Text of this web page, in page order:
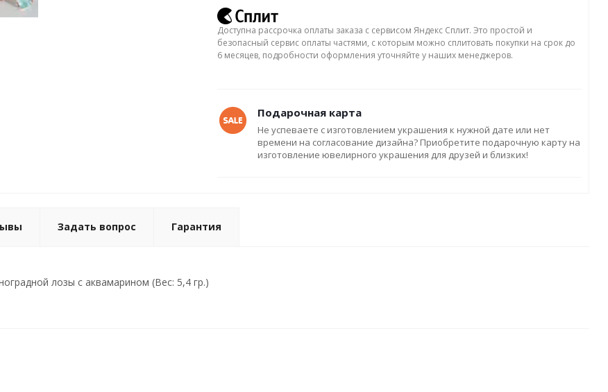
Доступна рассрочка оплаты заказа с сервисом Яндекс Сплит. Это простой и
безопасный сервис оплаты частями, с которым можно сплитовать покупки на срок до
6 месяцев, подробности оформления уточняйте у наших менеджеров.
Подарочная карта
Не успеваете с изготовлением украшения к нужной дате или нет
времени на согласование дизайна? Приобретите подарочную карту на
изготовление ювелирного украшения для друзей и близких!
Задать вопрос Гарантия
лозы с аквамарином (Вес: 5,4 гр.)